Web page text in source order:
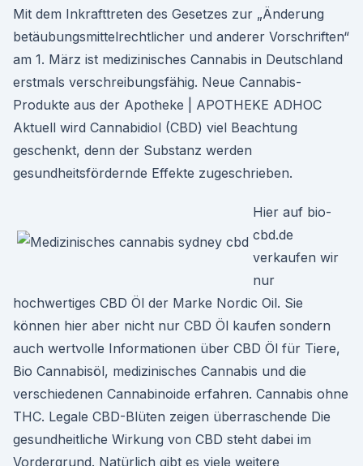
Mit dem Inkrafttreten des Gesetzes zur „Änderung
betäubungsmittelrechtlicher und anderer Vorschriften“
am 1. März ist medizinisches Cannabis in Deutschland
erstmals verschreibungsfähig. Neue Cannabis-
Produkte aus der Apotheke | APOTHEKE ADHOC
Aktuell wird Cannabidiol (CBD) viel Beachtung
geschenkt, denn der Substanz werden
gesundheitsfördernde Effekte zugeschrieben.
Hier auf bio-
cbd.de
verkaufen wir
nur
hochwertiges CBD Öl der Marke Nordic Oil. Sie
können hier aber nicht nur CBD Öl kaufen sondern
auch wertvolle Informationen über CBD Öl für Tiere,
Bio Cannabisöl, medizinisches Cannabis und die
verschiedenen Cannabinoide erfahren. Cannabis ohne
THC. Legale CBD-Blüten zeigen überraschende Die
gesundheitliche Wirkung von CBD steht dabei im
Vordergrund. Natürlich gibt es viele weitere